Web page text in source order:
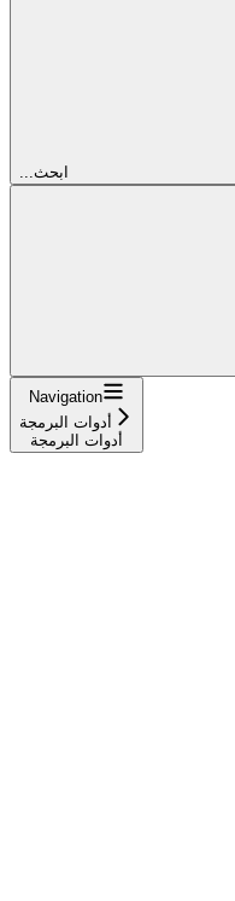
...ابحث
Navigation
أدوات البرمجة
أدوات البرمجة